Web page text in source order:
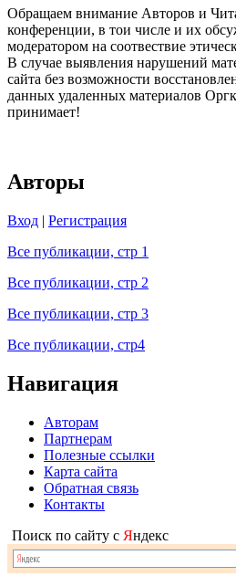
Обращаем внимание Авторов и
конференции, в тои числе и их
модератором на соотвествие
В случае выявления нарушений
сайта без возможности
данных удаленных материалов
принимает!
Авторы
Вход | Регистрация
Все публикации, стр 1
Все публикации, стр 2
Все публикации, стр 3
Все публикации, стр4
Навигация
Авторам
Партнерам
Полезные ссылки
Карта сайта
Обратная связь
Контакты
Поиск по сайту с Яндекс